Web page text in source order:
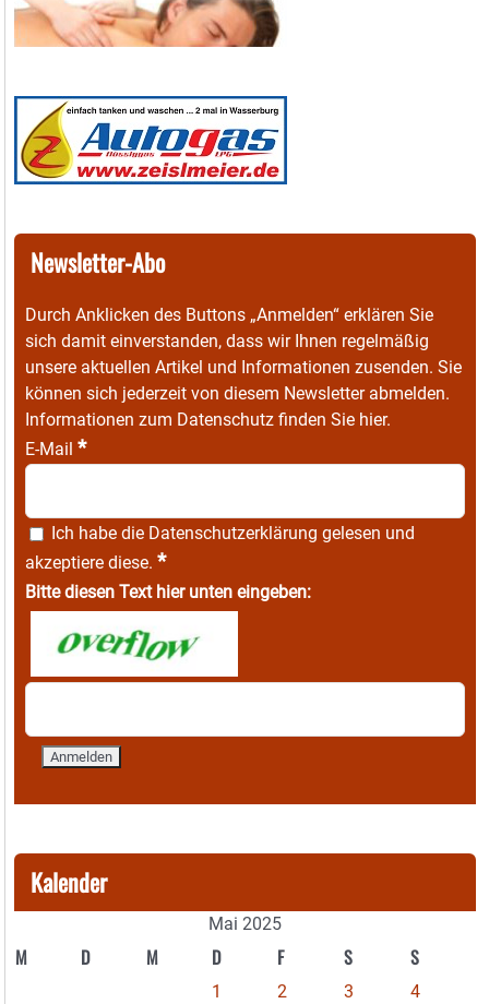
Newsletter-Abo
Durch Anklicken des Buttons „Anmelden“ erklären Sie
sich damit einverstanden, dass wir Ihnen regelmäßig
unsere aktuellen Artikel und Informationen zusenden. Sie
können sich jederzeit von diesem Newsletter abmelden.
Informationen zum Datenschutz finden Sie hier.
E-Mail *
Ich habe die Datenschutzerklärung gelesen und
akzeptiere diese. *
Bitte diesen Text hier unten eingeben:
Kalender
Mai 2025
M D M D F S S
1 2 3
4